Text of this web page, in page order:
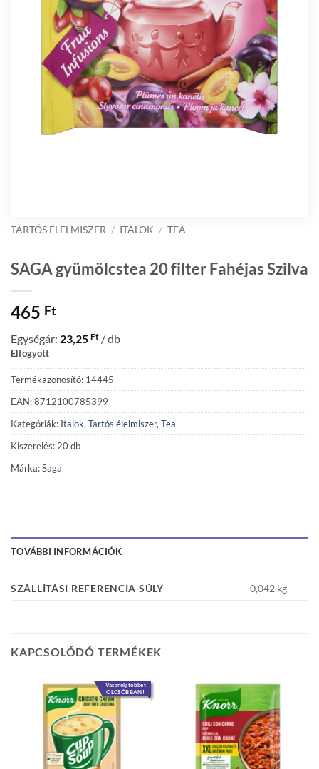
TARTÓS ÉLELMISZER / ITALOK / TEA
SAGA gyümölcstea 20 filter Fahéjas Szilva
465 Ft
Egységár: 23,25 Ft / db
Elfogyott
Termékazonosító: 14445
EAN: 8712100785399
Kategóriák: Italok, Tartós élelmiszer, Tea
Kiszerelés: 20 db
Márka:Saga
TOVÁBBI INFORMÁCIÓK
SZÁLLÍTÁSI REFERENCIA SÚLY 0,042 kg
KAPCSOLÓDÓ TERMÉKEK
Vásárolj többet
OLCSÓBBAN!